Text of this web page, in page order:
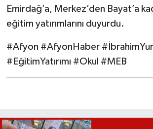
Emirdağ’a, Merkez’den Bayat’a
eğitim yatırımlarını duyurdu.
#Afyon #AfyonHaber
#EğitimYatırımı #Okul #MEB